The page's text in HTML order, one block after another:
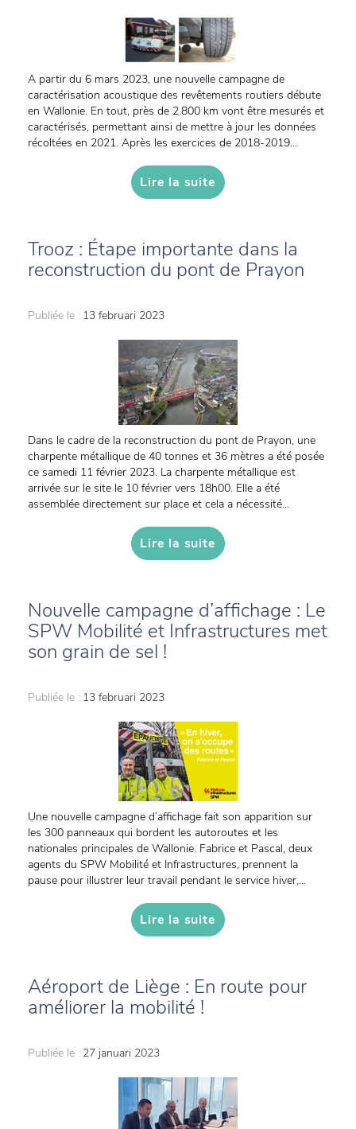
A partir du 6 mars 2023, une nouvelle campagne de
caractérisation acoustique des revêtements routiers débute
en Wallonie. En tout, près de 2.800 km vont être mesurés et
caractérisés, permettant ainsi de mettre à jour les données
récoltées en 2021. Après les exercices de 2018-2019...
Lire la suite
Trooz : Étape importante dans la
reconstruction du pont de Prayon
Publiée le : 13 februari 2023
Dans le cadre de la reconstruction du pont de Prayon, une
charpente métallique de 40 tonnes et 36 mètres a été posée
ce samedi 11 février 2023. La charpente métallique est
arrivée sur le site le 10 février vers 18h00. Elle a été
assemblée directement sur place et cela a nécessité...
Lire la suite
Nouvelle campagne d’affichage : Le
SPW Mobilité et Infrastructures met
son grain de sel !
Publiée le : 13 februari 2023
Une nouvelle campagne d’affichage fait son apparition sur
les 300 panneaux qui bordent les autoroutes et les
nationales principales de Wallonie. Fabrice et Pascal, deux
agents du SPW Mobilité et Infrastructures, prennent la
pause pour illustrer leur travail pendant le service hiver,...
Lire la suite
Aéroport de Liège : En route pour
améliorer la mobilité !
Publiée le : 27 januari 2023